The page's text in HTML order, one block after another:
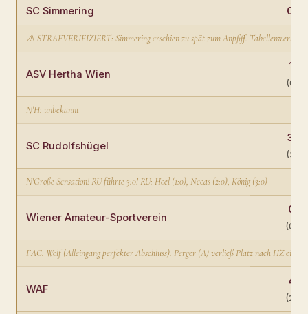
SC Simmering 0:6
⚠️ STRAFVERIFIZIERT: Simmering erschien zu spät zum Anpfiff. Tabellenwertung
ASV Hertha Wien
1:2
(0:1)
N'H: unbekannt
SC Rudolfshügel
3:3
(3:1)
N'Große Sensation! RU führte 3:0! RU: Hoel (1:0), Necas (2:0), König (3:0)
Wiener Amateur-Sportverein
0:1
(0:0)
FAC: Wolf (Alleingang perfekter Abschluss). Perger (A) verließ Platz nach HZ
WAF
4:1
(2:0)